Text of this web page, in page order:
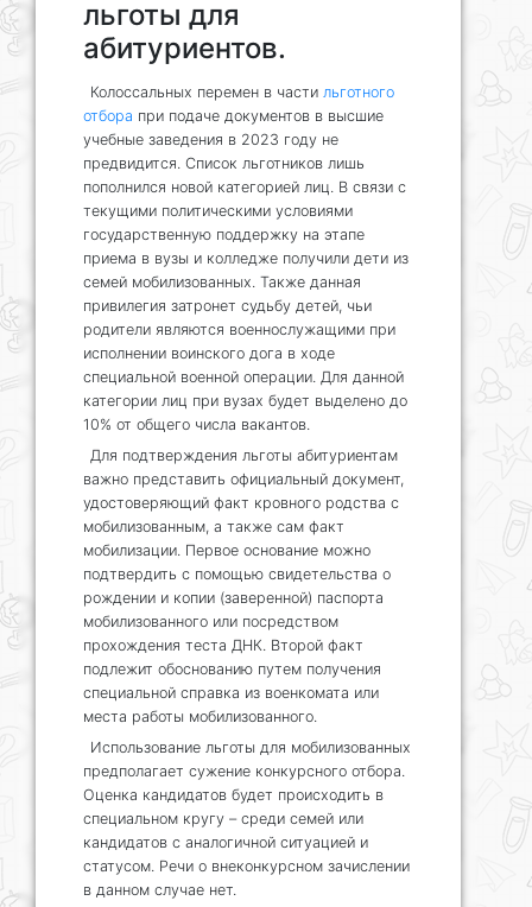
льготы для
абитуриентов.
Колоссальных перемен в части льготного
отбора при подаче документов в высшие
учебные заведения в 2023 году не
предвидится. Список льготников лишь
пополнился новой категорией лиц. В связи с
текущими политическими условиями
государственную поддержку на этапе
приема в вузы и колледже получили дети из
семей мобилизованных. Также данная
привилегия затронет судьбу детей, чьи
родители являются военнослужащими при
исполнении воинского дога в ходе
специальной военной операции. Для данной
категории лиц при вузах будет выделено до
10% от общего числа вакантов.
Для подтверждения льготы абитуриентам
важно представить официальный документ,
удостоверяющий факт кровного родства с
мобилизованным, а также сам факт
мобилизации. Первое основание можно
подтвердить с помощью свидетельства о
рождении и копии (заверенной) паспорта
мобилизованного или посредством
прохождения теста ДНК. Второй факт
подлежит обоснованию путем получения
специальной справка из военкомата или
места работы мобилизованного.
Использование льготы для мобилизованных
предполагает сужение конкурсного отбора.
Оценка кандидатов будет происходить в
специальном кругу – среди семей или
кандидатов с аналогичной ситуацией и
статусом. Речи о внеконкурсном зачислении
в данном случае нет.